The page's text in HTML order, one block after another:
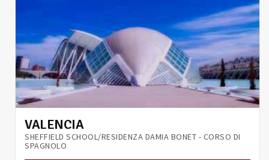
VALENCIA
SHEFFIELD SCHOOL/RESIDENZA DAMIA BONET - CORSO DI
SPAGNOLO